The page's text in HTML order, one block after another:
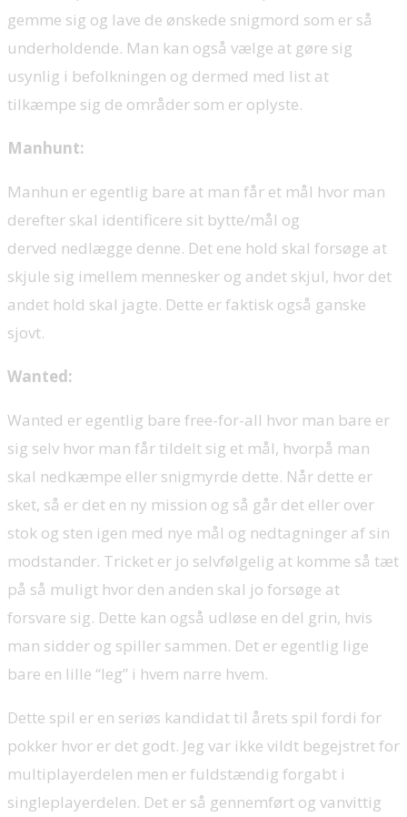
gemme sig og lave de ønskede snigmord som er så
underholdende. Man kan også vælge at gøre sig
usynlig i befolkningen og dermed med list at
tilkæmpe sig de områder som er oplyste.
Manhunt:
Manhun er egentlig bare at man får et mål hvor man
derefter skal identificere sit bytte/mål og
derved nedlægge denne. Det ene hold skal forsøge at
skjule sig imellem mennesker og andet skjul, hvor det
andet hold skal jagte. Dette er faktisk også ganske
sjovt.
Wanted:
Wanted er egentlig bare free-for-all hvor man bare er
sig selv hvor man får tildelt sig et mål, hvorpå man
skal nedkæmpe eller snigmyrde dette. Når dette er
sket, så er det en ny mission og så går det eller over
stok og sten igen med nye mål og nedtagninger af sin
modstander. Tricket er jo selvfølgelig at komme så tæt
på så muligt hvor den anden skal jo forsøge at
forsvare sig. Dette kan også udløse en del grin, hvis
man sidder og spiller sammen. Det er egentlig lige
bare en lille “leg” i hvem narre hvem.
Dette spil er en seriøs kandidat til årets spil fordi for
pokker hvor er det godt. Jeg var ikke vildt begejstret for
multiplayerdelen men er fuldstændig forgabt i
singleplayerdelen. Det er så gennemført og vanvittig